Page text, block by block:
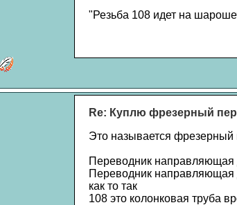
"Резьба 108 идет на
Re: Куплю фрезерный
Это называется
Переводник направляющая
Переводник направляющая
как то так
108 это колонковая труба